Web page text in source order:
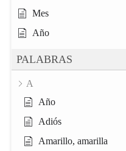
Mes
Año
PALABRAS
A
Año
Adiós
Amarillo, amarilla